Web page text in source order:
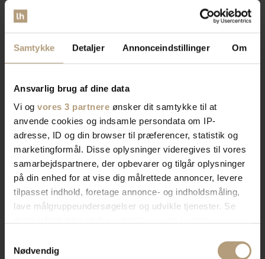
Samtykke Detaljer Annonceindstillinger Om
Ansvarlig brug af dine data
Vi og vores 3 partnere ønsker dit samtykke til at
anvende cookies og indsamle persondata om IP-
adresse, ID og din browser til præferencer, statistik og
marketingformål. Disse oplysninger videregives til vores
samarbejdspartnere, der opbevarer og tilgår oplysninger
på din enhed for at vise dig målrettede annoncer, levere
tilpasset indhold, foretage annonce- og indholdsmåling,
lave målgruppeundersøgelser og udvikle tjenester. Se
tilbage eller ændre indstillinger fra vores
Nødvendig
Bliv kontaktet af en salgskonsulent